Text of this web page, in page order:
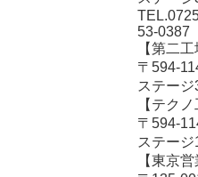
53-0387
【第二工
〒594-
ステージ
【テクノ
〒594-
ステー
【東京営